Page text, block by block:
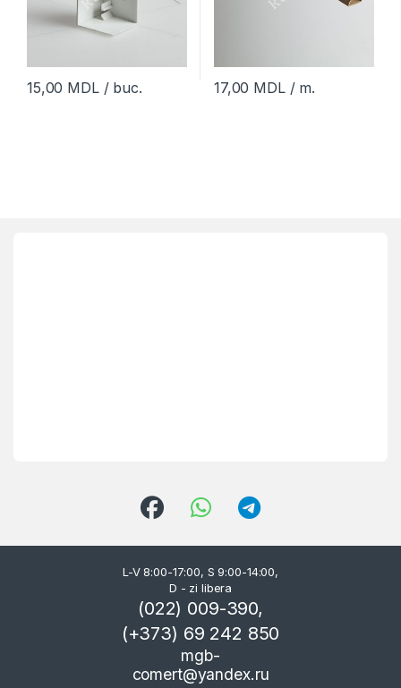
15,00 MDL/ buc. 17,00 MDL/ m.
L-V 8:00-17:00, S 9:00-14:00,
D - zi libera
(022) 009-390,
(+373) 69 242 850
mgb-
comert@yandex.ru